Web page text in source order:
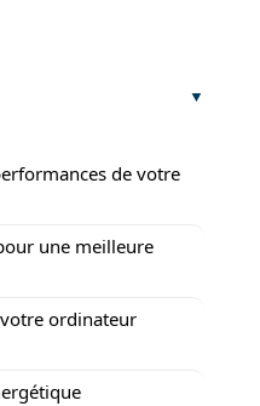
de votre
une meilleure
ordinateur